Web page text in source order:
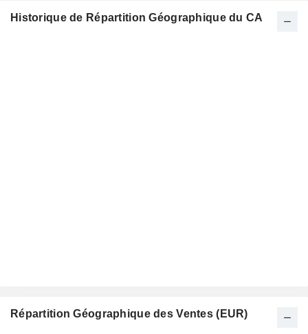
Historique de Répartition Géographique du CA
Répartition Géographique des Ventes (EUR)